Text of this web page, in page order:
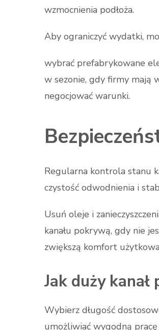
wzmocnienia podłoża.
Aby ograniczyć wydatki,
wybrać prefabrykowane
w sezonie, gdy firmy mają
negocjować warunki.
Regularna kontrola stanu
czystość odwodnienia i
Usuń oleje i
kanału pokrywą, gdy nie
zwiększą komfort
Jak duży kanał
Wybierz długość
umożliwiać wygodną pracę